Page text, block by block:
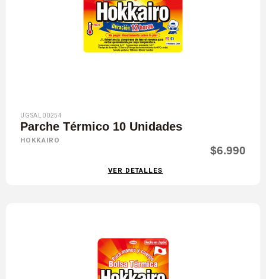
UGSAL00254
Parche Térmico 10 Unidades
HOKKAIRO
$6.990
VER DETALLES